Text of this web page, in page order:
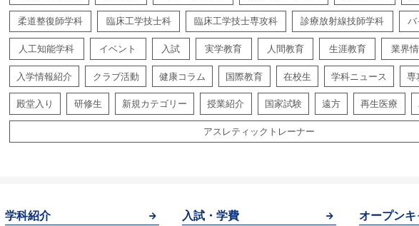
柔道整復師学科 臨床工学技士科 臨床工学技士専攻科 診療放射線技師学科 バ
人工知能学科 イベント 入試 実学教育 人間教育 生涯教育 業界
入学情報紹介 クラブ活動 健康コラム 国際教育 在校生 学科ニュース 専
殿堂入り 研修生 新規カテゴリー 授業紹介 国家試験 遠方 再生医療
アスレティックトレーナー
学科紹介 入試・学費 オープン